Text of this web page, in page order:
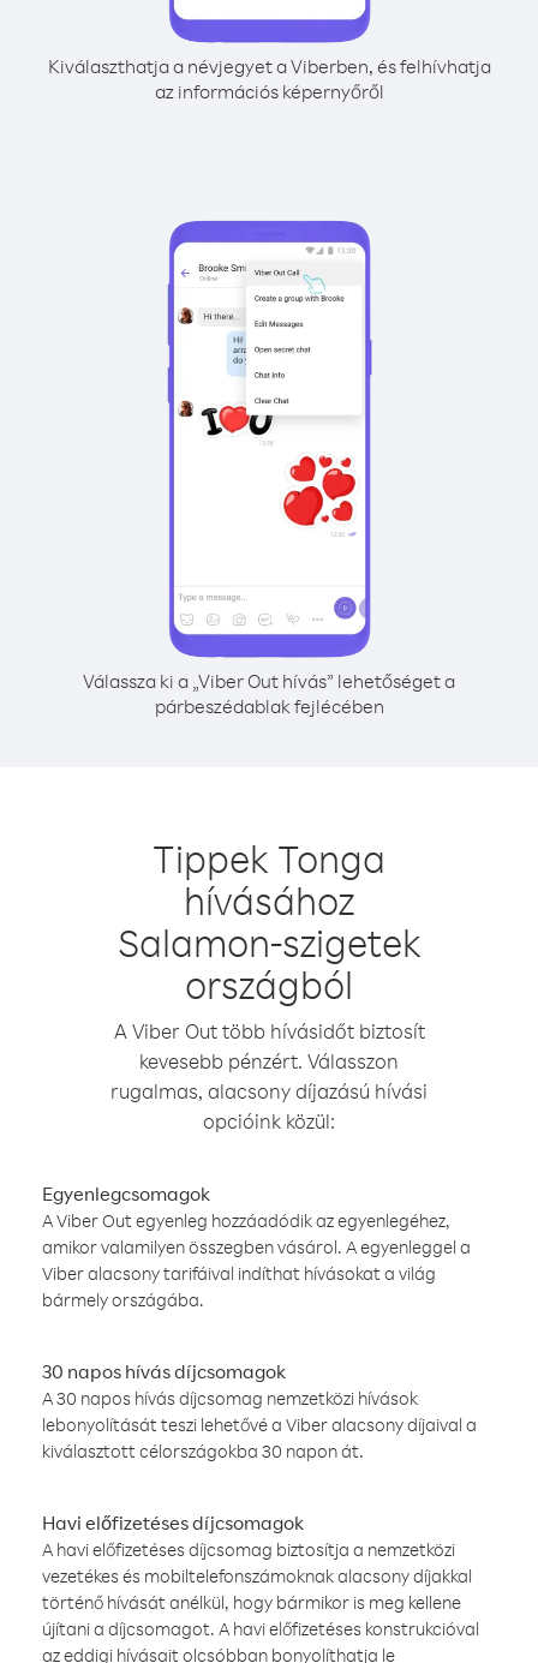
Kiválaszthatja a névjegyet a Viberben, és felhívhatja
az információs képernyőről
Válassza ki a „Viber Out hívás” lehetőséget a
párbeszédablak fejlécében
Tippek Tonga
hívásához
Salamon-szigetek
országból
A Viber Out több hívásidőt biztosít
kevesebb pénzért. Válasszon
rugalmas, alacsony díjazású hívási
opcióink közül:
Egyenlegcsomagok
A Viber Out egyenleg hozzáadódik az egyenlegéhez,
amikor valamilyen összegben vásárol. A egyenleggel a
Viber alacsony tarifáival indíthat hívásokat a világ
bármely országába.
30 napos hívás díjcsomagok
A 30 napos hívás díjcsomag nemzetközi hívások
lebonyolítását teszi lehetővé a Viber alacsony díjaival a
kiválasztott célországokba 30 napon át.
Havi előfizetéses díjcsomagok
A havi előfizetéses díjcsomag biztosítja a nemzetközi
vezetékes és mobiltelefonszámoknak alacsony díjakkal
történő hívását anélkül, hogy bármikor is meg kellene
újítani a díjcsomagot. A havi előfizetéses konstrukcióval
az eddigi hívásait olcsóbban bonyolíthatja le